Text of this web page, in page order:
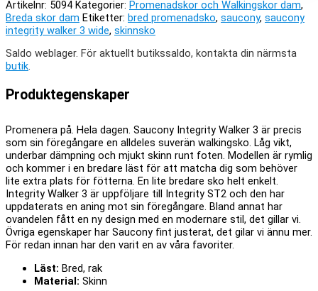
mängd
Artikelnr: 5094 Kategorier: Promenadskor och Walkingskor dam,
Breda skor dam Etiketter: bred promenadsko, saucony, saucony
integrity walker 3 wide, skinnsko
Saldo weblager. För aktuellt butikssaldo, kontakta din närmsta
butik.
Produktegenskaper
Promenera på. Hela dagen. Saucony Integrity Walker 3 är precis
som sin föregångare en alldeles suverän walkingsko. Låg vikt,
underbar dämpning och mjukt skinn runt foten. Modellen är rymlig
och kommer i en bredare läst för att matcha dig som behöver
lite extra plats för fötterna. En lite bredare sko helt enkelt.
Integrity Walker 3 är uppföljare till Integrity ST2 och den har
uppdaterats en aning mot sin föregångare. Bland annat har
ovandelen fått en ny design med en modernare stil, det gillar vi.
Övriga egenskaper har Saucony fint justerat, det gilar vi ännu mer.
För redan innan har den varit en av våra favoriter.
Läst: Bred, rak
Material: Skinn